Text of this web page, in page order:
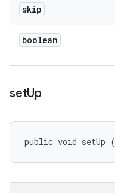
skip
boolean
setUp
public void setUp (